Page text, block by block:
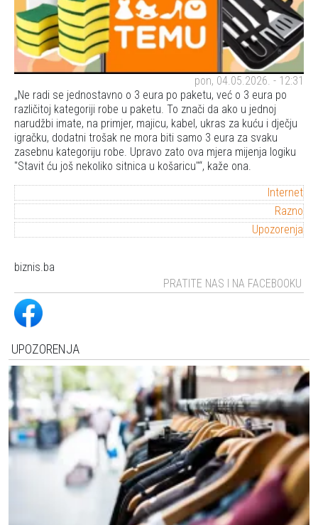
pon, 04.05.2026. - 12:31
Ne radi se jednostavno o 3 eura po paketu, već o 3 eura po
različitoj kategoriji robe u paketu. To znači da ako u jednoj
narudžbi imate, na primjer, majicu, kabel, ukras za kuću i dječju
igračku, dodatni trošak ne mora biti samo 3 eura za svaku
zasebnu kategoriju robe. Upravo zato ova mjera mijenja logiku
"Stavit ću još nekoliko sitnica u košaricu" , kaže ona.
Internet
Razno
Upozorenja
biznis.ba
PRATITE NAS I NA FACEBOOKU
UPOZORENJA